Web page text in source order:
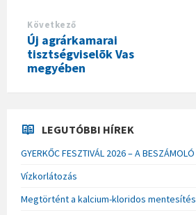
Következő
Új agrárkamarai
tisztségviselõk Vas
megyében
LEGUTÓBBI HÍREK
GYERKŐC FESZTIVÁL 2026 – A BESZÁMOLÓ
Vízkorlátozás
Megtörtént a kalcium-kloridos mentesítés